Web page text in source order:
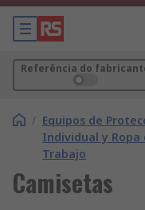
Referência do
/ Equipos de
Individual y Ropa
Trabajo
Camisetas